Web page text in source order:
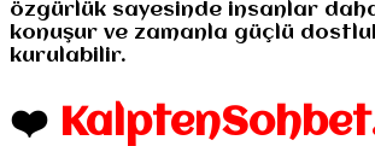
özgürlük sayesinde insanlar
konuşur ve zamanla güçlü
kurulabilir.
❤️